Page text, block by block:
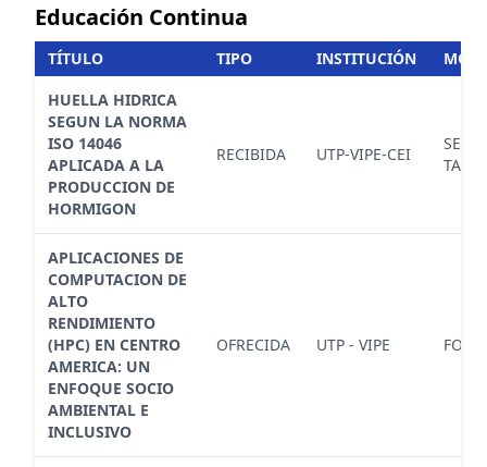
Educación Continua
TÍTULO TIPO INSTITUCIÓN
HUELLA HIDRICA
SEGUN LA NORMA
ISO 14046
APLICADA A LA
PRODUCCION DE
HORMIGON
RECIBIDA UTP-VIPE-CEI
APLICACIONES DE
COMPUTACION DE
ALTO
RENDIMIENTO
(HPC) EN CENTRO
AMERICA: UN
ENFOQUE SOCIO
AMBIENTAL E
INCLUSIVO
OFRECIDA UTP - VIPE FORO